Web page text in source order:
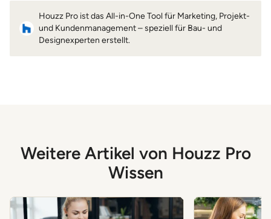
Houzz Pro ist das All-in-One Tool für Marketing, Projekt-
und Kundenmanagement – speziell für Bau- und
Designexperten erstellt.
Weitere Artikel von Houzz Pro
Wissen